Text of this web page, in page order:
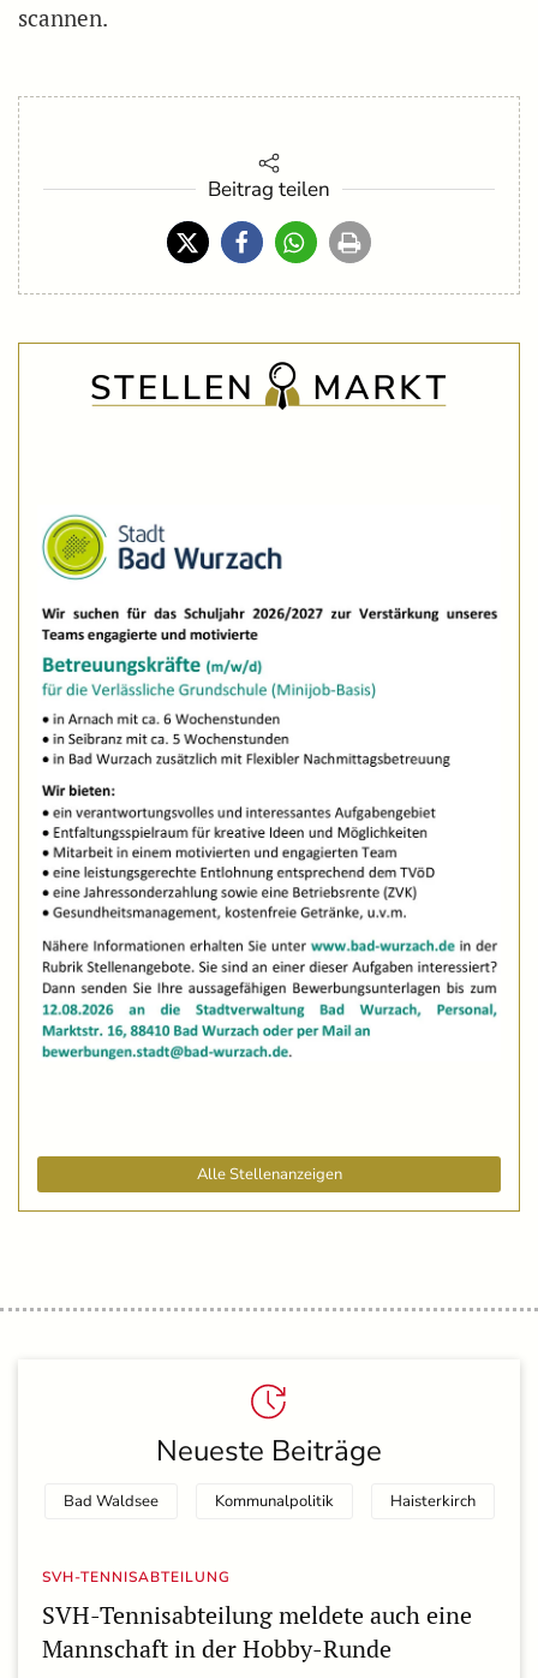
scannen.
Beitrag teilen
Alle Stellenanzeigen
Neueste Beiträge
Bad Waldsee Kommunalpolitik Haisterkirch
SVH-TENNISABTEILUNG
SVH-Tennisabteilung meldete auch eine
Mannschaft in der Hobby-Runde